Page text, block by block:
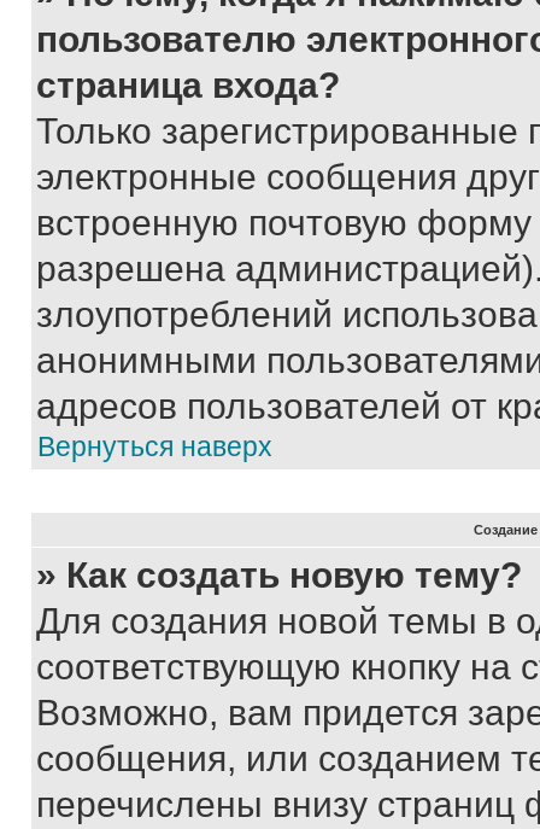
пользователю
страница входа?
Только зарегистрированные
электронные сообщения
встроенную почтовую
разрешена
злоупотреблений
анонимными
адресов пользователей от
Вернуться наверх
» Как создать новую тему?
Для создания новой темы в
соответствующую кнопку
Возможно, вам придется
сообщения, или созданием
перечислены внизу